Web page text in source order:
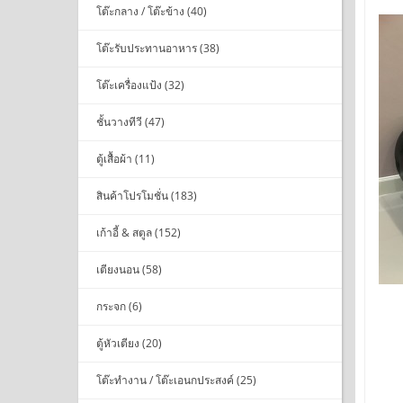
โต๊ะกลาง / โต๊ะข้าง (40)
โต๊ะรับประทานอาหาร (38)
โต๊ะเครื่องแป้ง (32)
ชั้นวางทีวี (47)
ตู้เสื้อผ้า (11)
สินค้าโปรโมชั่น (183)
เก้าอี้ & สตูล (152)
เตียงนอน (58)
กระจก (6)
ตู้หัวเตียง (20)
โต๊ะทำงาน / โต๊ะเอนกประสงค์ (25)